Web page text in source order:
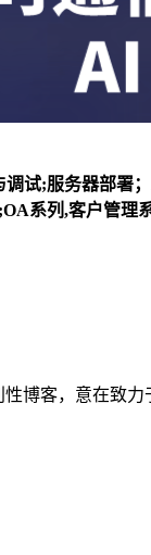
试;服务器部署；
系列,客户管理
博客，意在